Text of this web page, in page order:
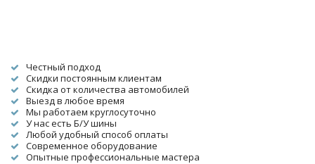
Честный подход
Скидки постоянным клиентам
Скидка от количества автомобилей
Выезд в любое время
Мы работаем круглосуточно
У нас есть Б/У шины
Любой удобный способ оплаты
Современное оборудование
Опытные профессиональные мастера